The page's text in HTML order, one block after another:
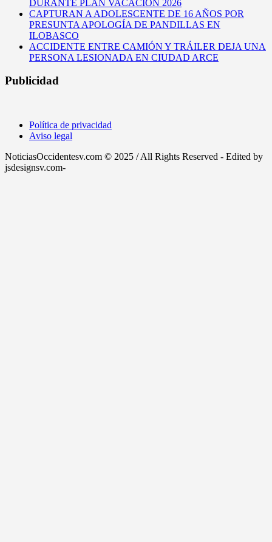
DURANTE PLAN VACACIÓN 2026
CAPTURAN A ADOLESCENTE DE 16 AÑOS POR
PRESUNTA APOLOGÍA DE PANDILLAS EN
ILOBASCO
ACCIDENTE ENTRE CAMIÓN Y TRÁILER DEJA UNA
PERSONA LESIONADA EN CIUDAD ARCE
Publicidad
Política de privacidad
Aviso legal
NoticiasOccidentesv.com © 2025 / All Rights Reserved - Edited by
jsdesignsv.com-